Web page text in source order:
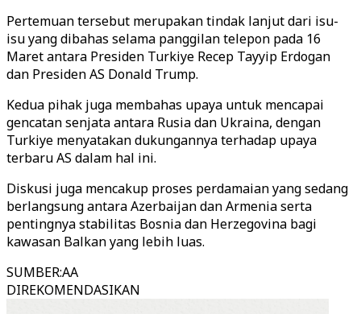
Pertemuan tersebut merupakan tindak lanjut dari isu-
isu yang dibahas selama panggilan telepon pada 16
Maret antara Presiden Turkiye Recep Tayyip Erdogan
dan Presiden AS Donald Trump.
Kedua pihak juga membahas upaya untuk mencapai
gencatan senjata antara Rusia dan Ukraina, dengan
Turkiye menyatakan dukungannya terhadap upaya
terbaru AS dalam hal ini.
Diskusi juga mencakup proses perdamaian yang sedang
berlangsung antara Azerbaijan dan Armenia serta
pentingnya stabilitas Bosnia dan Herzegovina bagi
kawasan Balkan yang lebih luas.
SUMBER:AA
DIREKOMENDASIKAN